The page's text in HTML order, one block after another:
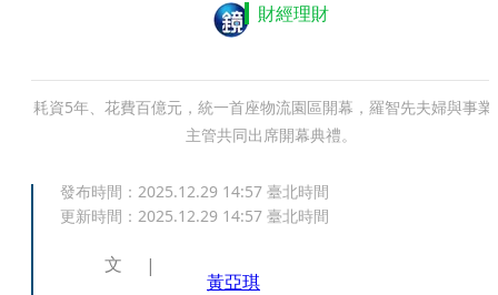
財經理財
耗資5年、花費百億元，統一首座物流園區開幕，羅智先夫婦與事業
主管共同出席開幕典禮。
發布時間： 2025.12.29 14:57 臺北時間
更新時間： 2025.12.29 14:57 臺北時間
文
黃亞琪